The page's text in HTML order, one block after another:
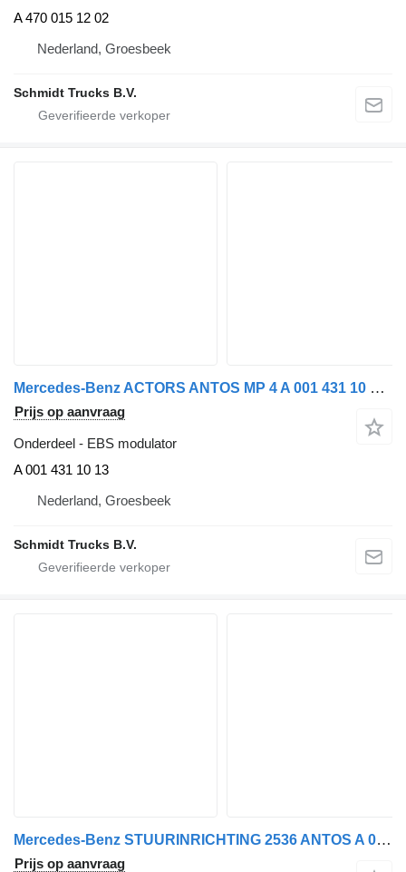
A 470 015 12 02
Nederland, Groesbeek
Schmidt Trucks B.V.
Mercedes-Benz ACTORS ANTOS MP 4 A 001 431 10 13 EBS modulator voor vrachtwagen
Prijs op aanvraag
Onderdeel - EBS modulator
A 001 431 10 13
Nederland, Groesbeek
Schmidt Trucks B.V.
Mercedes-Benz STUURINRICHTING 2536 ANTOS A 000 446 36 20 besturingseenheid voor vrachtwagen
Prijs op aanvraag